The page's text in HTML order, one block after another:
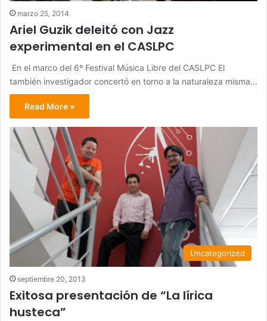
marzo 25, 2014
Ariel Guzik deleitó con Jazz
experimental en el CASLPC
En el marco del 6º Festival Música Libre del CASLPC El
también investigador concertó en torno a la naturaleza misma…
Read More »
Uncategorized
septiembre 20, 2013
Exitosa presentación de “La lírica
husteca”